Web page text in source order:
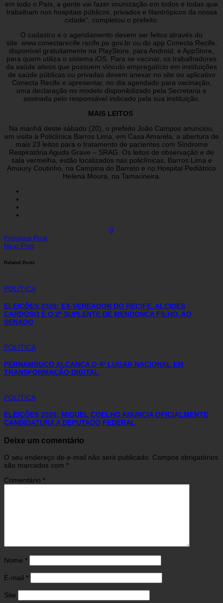
em todo o País, a gente vai fazer imunização em todos e todas que
trabalham nos hospitais públicos, privados e filantrópicos da nossa
cidade”, completou o prefeito.
O cadastro e o agendamento devem ser feitos através do
site www.conectarecife.recife.pe.gov.br ou do app Conecta Recife,
disponível gratuitamente na PlayStore, para Android, e AppStore,
para quem utiliza o sistema iOS. Para se vacinar, os trabalhadores
da saúde ativos que possuem vínculo empregatício em instituições
de saúde públicas ou privadas devem anexar no site ou aplicativo
Conecta Recife e apresentar, no dia agendado para vacinação,
uma declaração no modelo disponibilizado pela Secretaria e
assinada pelo responsável indicado pela sua instituição.
MAIS LEITOS
Na manhã deste sábado (20), o prefeito João Campos anunciou,
em visita à Policlínica Barros Lima, em Casa Amarela, a abertura de
mais 23 leitos para o tratamento de pacientes com Síndrome
Respiratória Aguda Grave – SRAG. Os leitos de observação e de
sala vermelha, estão localizados nas policlínicas, Barros Lima e
Amaury Coutinho, na Campina do Barreto e no Hospital Pediátrico
Helena Moura, na Tamarineira.
0
Previous Post
Next Post
Related Posts
POLÍTICA
ELEIÇÕES 2026: EX-VEREADOR DO RECIFE, ALCIDES
CARDOSO É O 2º SUPLENTE DE MENDONÇA FILHO, AO
SENADO
POLÍTICA
PERNAMBUCO ALCANÇA O 4º LUGAR NACIONAL EM
TRANSFORMAÇÃO DIGITAL
POLÍTICA
ELEIÇÕES 2026: MIGUEL COELHO ANUNCIA OFICIALMENTE
CANDIDATURA A DEPUTADO FEDERAL
Deixe um comentário
O seu endereço de e-mail não será publicado. Campos obrigatórios
são marcados com *
Comentário *
Nome *
E-mail *
Site